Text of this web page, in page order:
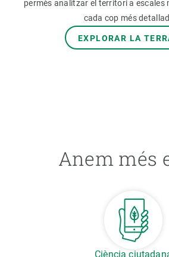
permès analitzar el territori a escales
cada cop més
EXPLORAR LA
Anem més
Ciència